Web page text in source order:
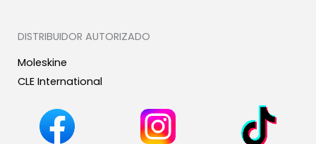
DISTRIBUIDOR AUTORIZADO
Moleskine
CLE International